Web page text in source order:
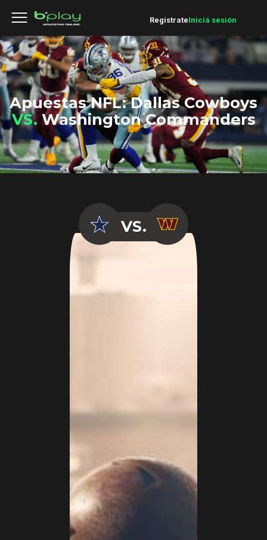
RegistrateIniciá sesión
Apuestas NFL: Dallas Cowboys
VS. Washington Commanders
VS.